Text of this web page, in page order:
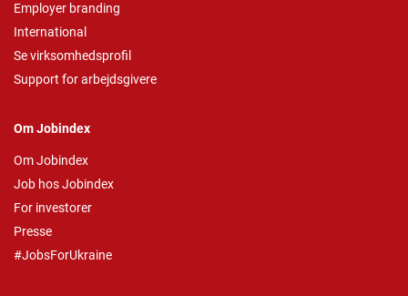
Employer branding
International
Se virksomhedsprofil
Support for arbejdsgivere
Om Jobindex
Om Jobindex
Job hos Jobindex
For investorer
Presse
#JobsForUkraine